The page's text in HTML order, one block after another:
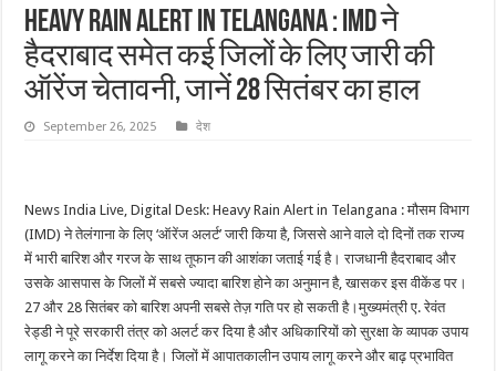
Heavy Rain Alert in Telangana : IMD ने
हैदराबाद समेत कई जिलों के लिए जारी की
ऑरेंज चेतावनी, जानें 28 सितंबर का हाल
September 26, 2025 देश
News India Live, Digital Desk: Heavy Rain Alert in Telangana : मौसम विभाग
(IMD) ने तेलंगाना के लिए ‘ऑरेंज अलर्ट’ जारी किया है, जिससे आने वाले दो दिनों तक राज्य
में भारी बारिश और गरज के साथ तूफान की आशंका जताई गई है। राजधानी हैदराबाद और
उसके आसपास के जिलों में सबसे ज्यादा बारिश होने का अनुमान है, खासकर इस वीकेंड पर।
27 और 28 सितंबर को बारिश अपनी सबसे तेज़ गति पर हो सकती है।मुख्यमंत्री ए. रेवंत
रेड्डी ने पूरे सरकारी तंत्र को अलर्ट कर दिया है और अधिकारियों को सुरक्षा के व्यापक उपाय
लागू करने का निर्देश दिया है। जिलों में आपातकालीन उपाय लागू करने और बाढ़ प्रभावित